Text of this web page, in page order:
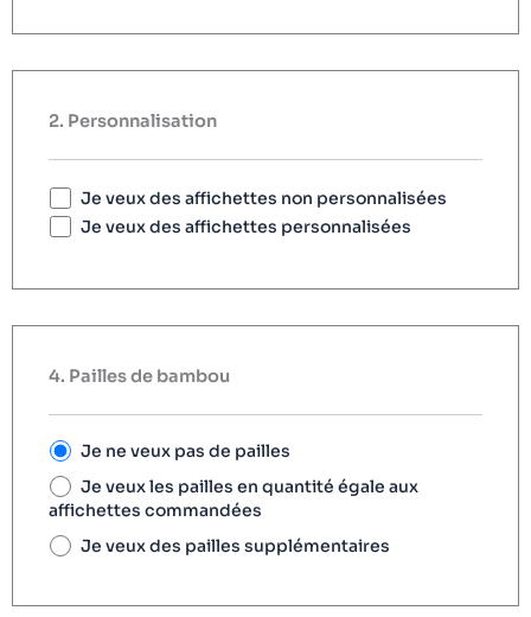
2. Personnalisation
Je veux des affichettes non personnalisées
Je veux des affichettes personnalisées
4. Pailles de bambou
Je ne veux pas de pailles
Je veux les pailles en quantité égale aux
affichettes commandées
Je veux des pailles supplémentaires